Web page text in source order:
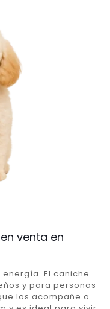
venta en
El caniche
y para personas
los acompañe a